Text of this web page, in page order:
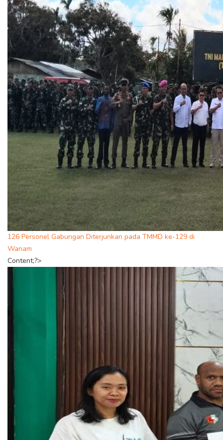
126 Personel Gabungan Diterjunkan pada TMMD ke-129 di
Wanam
Content;?>